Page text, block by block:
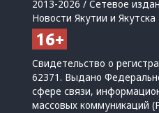
2013-2026 / Сетевое
Новости Якутии и Якутска
Свидетельство о
62371. Выдано
сфере связи,
массовых коммуникаций